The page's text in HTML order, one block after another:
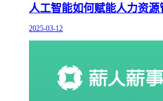
人工智能如何赋能人力资源
2025-03-12